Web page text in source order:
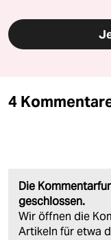
4
Die
geschlossen.
Wir öffnen die
Artikeln für etwa